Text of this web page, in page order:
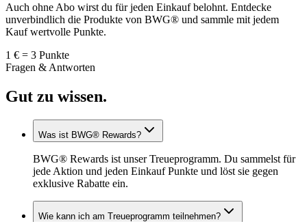
Auch ohne Abo wirst du für jeden Einkauf belohnt. Entdecke
unverbindlich die Produkte von BWG® und sammle mit jedem
Kauf wertvolle Punkte.
1 € = 3 Punkte
Fragen & Antworten
Gut zu wissen.
Was ist BWG® Rewards?
BWG® Rewards ist unser Treueprogramm. Du sammelst für
jede Aktion und jeden Einkauf Punkte und löst sie gegen
exklusive Rabatte ein.
Wie kann ich am Treueprogramm teilnehmen?